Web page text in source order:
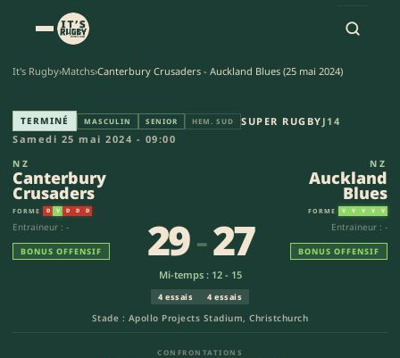
It's Rugby›Matchs›Canterbury Crusaders - Auckland Blues (25 mai 2024)
Canterbury Crusaders -
TERMINÉ MASCULIN SENIOR HEM. SUD SUPER RUGBY J14
Samedi 25 mai 2024 - 09:00
NZ
Canterbury
Crusaders
FORME D V D D D
Entraineur : -
BONUS OFFENSIF
Stade : Apollo Projects Stadium, Christchurch
29-27
Mi-temps : 12 - 15
4 essais 4 essais
CONFRONTATIONS
NZ
Auckland
Blues
FORME V V V V V
Entraineur : -
BONUS OFFENSIF